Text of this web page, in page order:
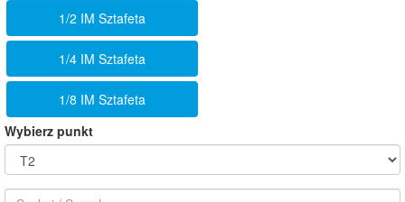
1/2 IM Sztafeta
1/4 IM Sztafeta
1/8 IM Sztafeta
Wybierz punkt